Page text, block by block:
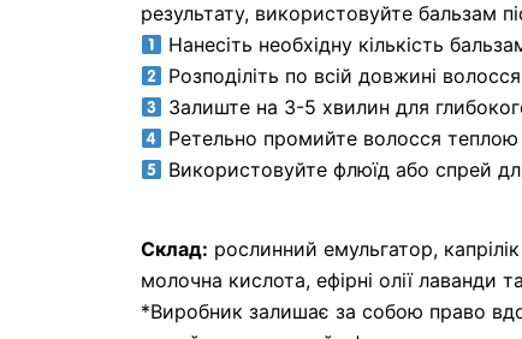
результату, використовуйте бальзам
Нанесіть необхідну кількість
Розподіліть по всій довжині
Залиште на 3-5 хвилин для
Ретельно промийте волосся
Використовуйте флюїд або спрей
Склад: рослинний емульгатор,
молочна кислота, ефірні олії лаванди
*Виробник залишає за собою право